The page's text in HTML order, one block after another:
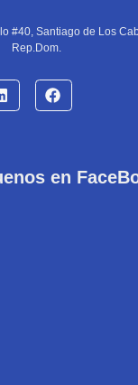
#40, Santiago de Los
Rep.Dom.
en